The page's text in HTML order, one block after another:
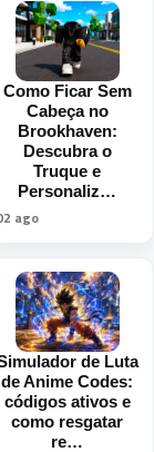
Como Ficar Sem
Cabeça no
Brookhaven:
Descubra o
Truque e
Personaliz…
ago
de Luta
de Anime Codes:
códigos ativos e
como resgatar
re…